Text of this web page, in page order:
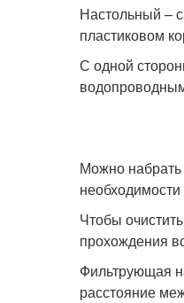
Настольный –
пластиковом
С одной
Можно набрать
необходимости
Чтобы
прохождения
Фильтрующая
расстояние